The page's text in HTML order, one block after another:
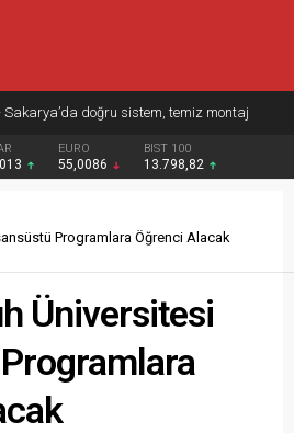
doğru sistem, temiz montaj
EURO
55,0086
BIST 100
13.798,82
Programlara Öğrenci Alacak
Üniversitesi